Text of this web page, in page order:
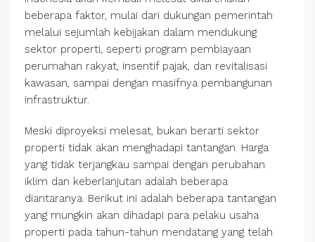
beberapa faktor, mulai dari dukungan pemerintah
melalui sejumlah kebijakan dalam mendukung
sektor properti, seperti program pembiayaan
perumahan rakyat, insentif pajak, dan revitalisasi
kawasan, sampai dengan masifnya pembangunan
infrastruktur.
Meski diproyeksi melesat, bukan berarti sektor
properti tidak akan menghadapi tantangan. Harga
yang tidak terjangkau sampai dengan perubahan
iklim dan keberlanjutan adalah beberapa
diantaranya. Berikut ini adalah beberapa tantangan
yang mungkin akan dihadapi para pelaku usaha
properti pada tahun-tahun mendatang yang telah